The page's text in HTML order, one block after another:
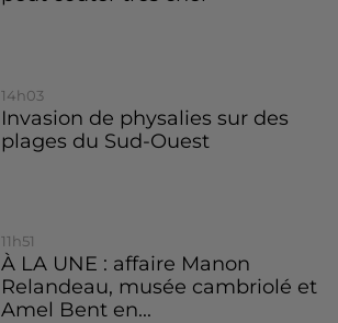
14h03
Invasion de physalies sur des
plages du Sud-Ouest
11h51
À LA UNE : affaire Manon
Relandeau, musée cambriolé et
Amel Bent en...